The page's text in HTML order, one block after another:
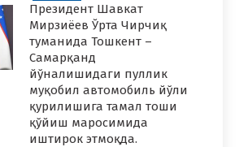
Президент Шавкат
Мирзиёев Ўрта Чирчиқ
туманида Тошкент –
Самарқанд
йўналишидаги пуллик
муқобил автомобиль йўли
қурилишига тамал тоши
қўйиш маросимида
иштирок этмоқда.